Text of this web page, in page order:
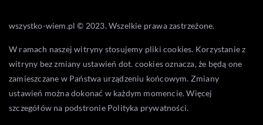
wszystko-wiem.pl © 2023. Wszelkie prawa zastrzeżone.
W ramach naszej witryny stosujemy pliki cookies. Korzystanie z
witryny bez zmiany ustawień dot. cookies oznacza, że będą one
zamieszczane w Państwa urządzeniu końcowym. Zmiany
ustawień można dokonać w każdym momencie. Więcej
szczegółów na podstronie Polityka prywatności.